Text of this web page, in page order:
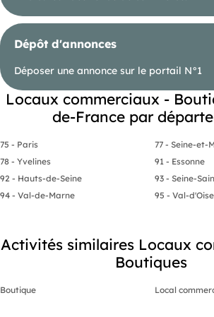
Dépôt d'annonces
Déposer une annonce sur le portail N°1
Locaux commerciaux -
de-France par
75 - Paris
77 - Seine-et-
78 - Yvelines
91 - Essonne
92 - Hauts-de-Seine
93 - Seine-
94 - Val-de-Marne
95 - Val-d'Oise
Activités similaires Locaux
Boutiques
Boutique Local